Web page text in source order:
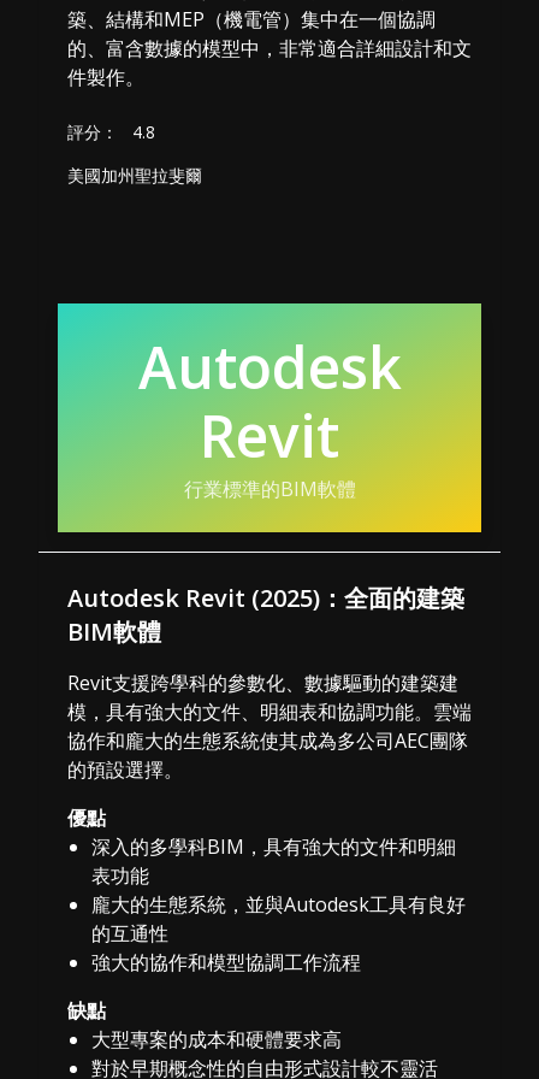
築、結構和MEP（機電管）集中在一個協調
的、富含數據的模型中，非常適合詳細設計和文
件製作。
評分：
4.8
美國加州聖拉斐爾
Autodesk
Revit
行業標準的BIM軟體
Autodesk Revit (2025)：全面的建築
BIM軟體
Revit支援跨學科的參數化、數據驅動的建築建
模，具有強大的文件、明細表和協調功能。雲端
協作和龐大的生態系統使其成為多公司AEC團隊
的預設選擇。
優點
深入的多學科BIM，具有強大的文件和明細
表功能
龐大的生態系統，並與Autodesk工具有良好
的互通性
強大的協作和模型協調工作流程
缺點
大型專案的成本和硬體要求高
對於早期概念性的自由形式設計較不靈活